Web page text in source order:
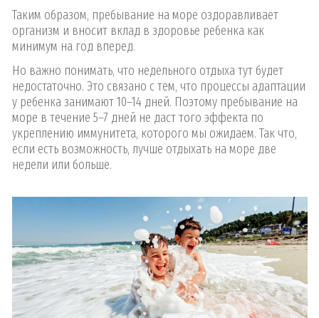
Таким образом, пребывание на море оздоравливает
организм и вносит вклад в здоровье ребенка как
минимум на год вперед.
Но важно понимать, что недельного отдыха тут будет
недостаточно. Это связано с тем, что процессы адаптации
у ребенка занимают 10–14 дней. Поэтому пребывание на
море в течение 5–7 дней не даст того эффекта по
укреплению иммунитета, которого мы ожидаем. Так что,
если есть возможность, лучше отдыхать на море две
недели или больше.